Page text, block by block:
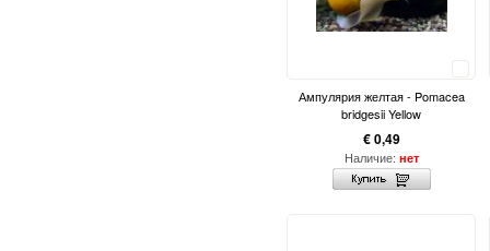
Ампулярия желтая - Pomacea
bridgesii Yellow
€ 0,49
Наличие: нет